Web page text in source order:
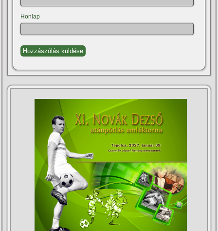
Honlap